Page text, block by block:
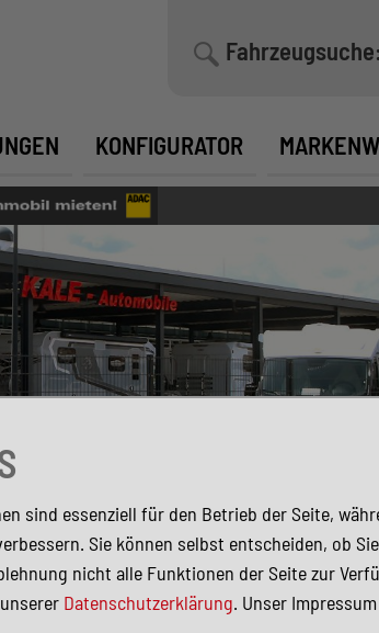
Fahrzeugsuche:
KONFIGURATOR
sind essenziell für den Betrieb der Seite,
Sie können selbst entscheiden, ob
nicht alle Funktionen der Seite zur
Datenschutzerklärung. Unser